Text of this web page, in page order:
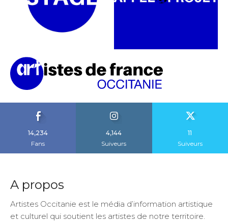
14,234
Fans
4,144
Suiveurs
11
Suiveurs
A propos
Artistes Occitanie est le média d’information artistique
et culturel qui soutient les artistes de notre territoire.